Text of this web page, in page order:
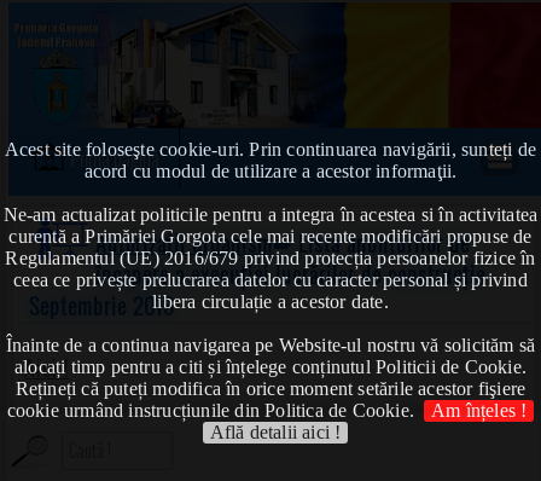
Acest site foloseşte cookie-uri. Prin continuarea navigării, sunteți de
acord cu modul de utilizare a acestor informaţii.
Ne-am actualizat politicile pentru a integra în acestea si în activitatea
curentă a Primăriei Gorgota cele mai recente modificări propuse de
Regulamentul (UE) 2016/679 privind protecția persoanelor fizice în
ceea ce privește prelucrarea datelor cu caracter personal și privind
libera circulație a acestor date.
Înainte de a continua navigarea pe Website-ul nostru vă solicităm să
alocați timp pentru a citi și înțelege conținutul Politicii de Cookie.
Rețineți că puteți modifica în orice moment setările acestor fişiere
cookie urmând instrucțiunile din Politica de Cookie.
Am înțeles !
Află detalii aici !
Prima pagină
Autorizații urbanism➠ Lista anunțurilor de
începere a execuției lucrărilor de construcție-
Septembrie 2019
Aici !